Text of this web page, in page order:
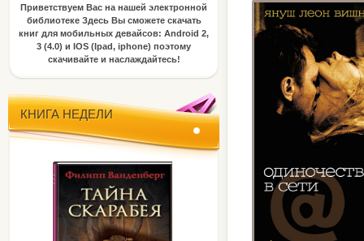
Приветствуем Вас на нашей электронной
библиотекеЗдесь Вы сможете скачать
книг для мобильных девайсов: Android 2,
3 (4.0) и IOS (Ipad, iphone) поэтому
скачивайте и наслаждайтесь!
КНИГА НЕДЕЛИ